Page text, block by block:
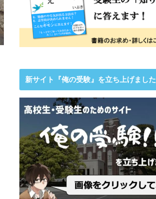
新サイト『俺の受験』を立ち上げました